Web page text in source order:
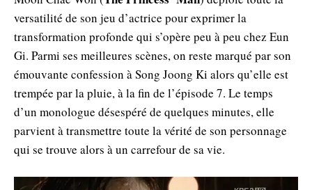
versatilité de son jeu d’actrice pour exprimer la
transformation profonde qui s’opère peu à peu chez Eun
Gi. Parmi ses meilleures scènes, on reste marqué par son
émouvante confession à Song Joong Ki alors qu’elle est
trempée par la pluie, à la fin de l’épisode 7. Le temps
d’un monologue désespéré de quelques minutes, elle
parvient à transmettre toute la vérité de son personnage
qui se trouve alors à un carrefour de sa vie.